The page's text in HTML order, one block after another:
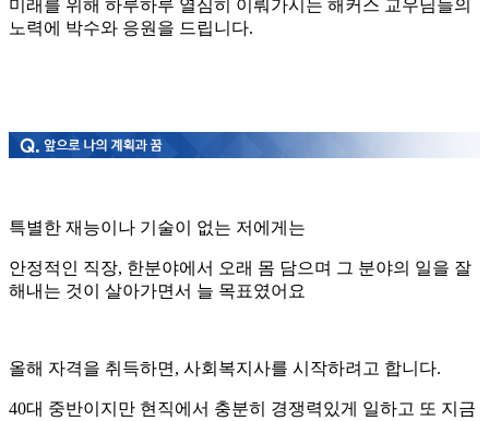
미래를 위해 하루하루 열심히 이뤄가시는 해커스 교우님들의
노력에 박수와 응원을 드립니다.
특별한 재능이나 기술이 없는 저에게는
안정적인 직장, 한분야에서 오래 몸 담으며 그 분야의 일을 잘
해내는 것이 살아가면서 늘 목표였어요
올해 자격을 취득하면, 사회복지사를 시작하려고 합니다.
40대 중반이지만 현직에서 충분히 경쟁력있게 일하고 또 지금